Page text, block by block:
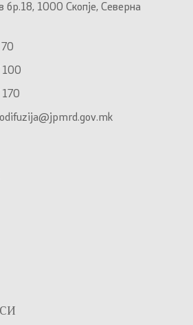
бр.18, 1000 Скопје, Северна
100